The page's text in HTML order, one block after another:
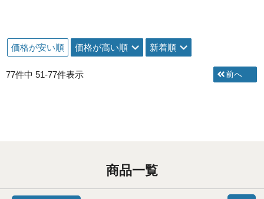
価格が安い順 価格が高い順 新着順
77件中 51-77件表示
商品一覧